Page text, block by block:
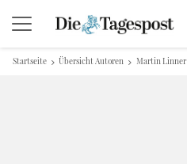
Startseite Übersicht Autoren Martin Linner